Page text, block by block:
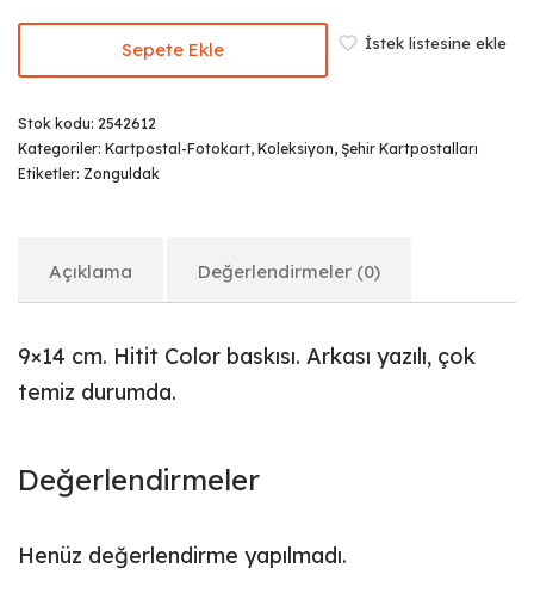
Sepete Ekle İstek listesine ekle
Stok kodu: 2542612
Kategoriler: Kartpostal-Fotokart, Koleksiyon, Şehir Kartpostalları
Etiketler: Zonguldak
Açıklama Değerlendirmeler (0)
9×14 cm. Hitit Color baskısı. Arkası yazılı, çok
temiz durumda.
Değerlendirmeler
Henüz değerlendirme yapılmadı.